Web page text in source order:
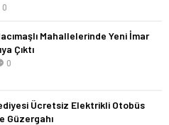
0
Mahallelerinde Yeni İmar
Çıktı
0
Ücretsiz Elektrikli Otobüs
Güzergahı